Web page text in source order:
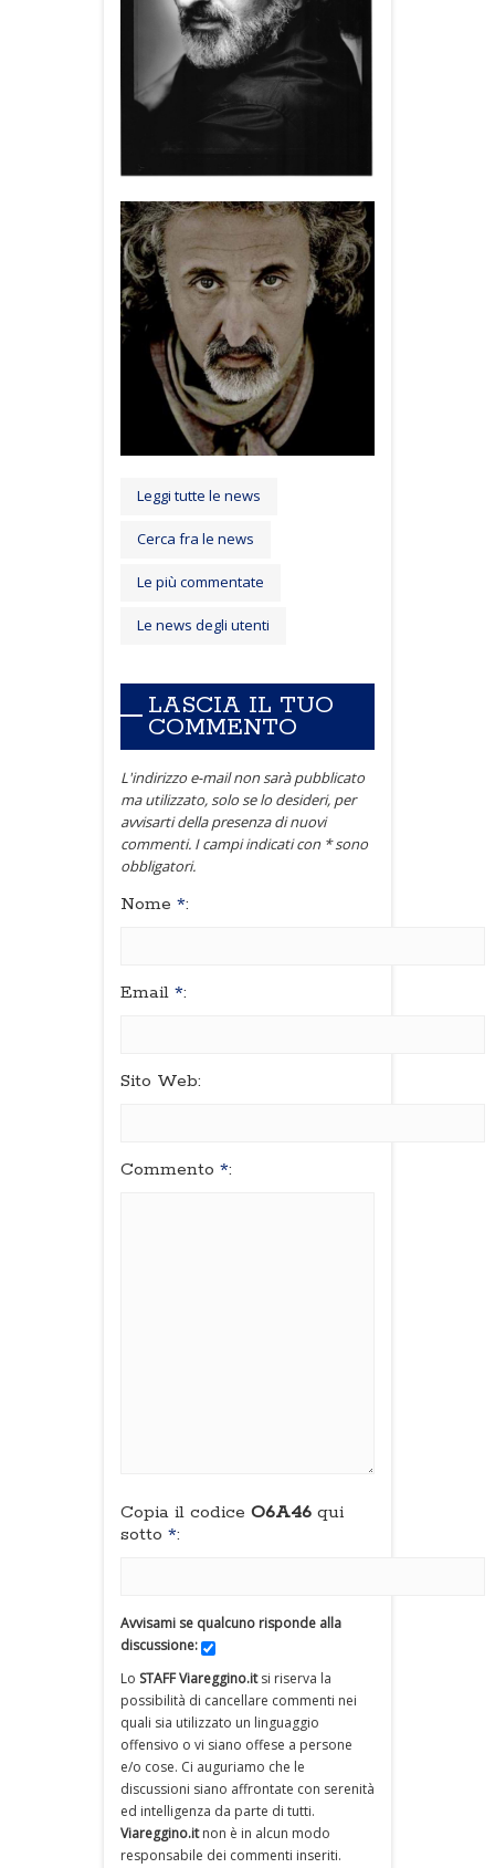
Leggi tutte le news
Cerca fra le news
Le più commentate
Le news degli utenti
LASCIA IL TUO
COMMENTO
L'indirizzo e-mail non sarà pubblicato
ma utilizzato, solo se lo desideri, per
avvisarti della presenza di nuovi
commenti. I campi indicati con * sono
obbligatori.
Nome *:
Email *:
Sito Web:
Commento *:
Copia il codice O6A46 qui
sotto *:
Avvisami se qualcuno risponde alla
discussione:
Lo STAFF Viareggino.itsi riserva la
possibilità di cancellare commenti nei
quali sia utilizzato un linguaggio
offensivo o vi siano offese a persone
e/o cose. Ci auguriamo che le
discussioni siano affrontate con serenità
ed intelligenza da parte di tutti.
Viareggino.itnon è in alcun modo
responsabile dei commenti inseriti.